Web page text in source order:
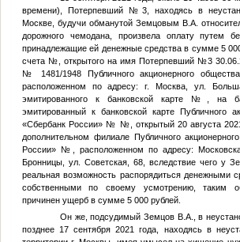
времени),Потерпевший №3, находясь в
Москве, будучи обманутой Земцовым В.А.
дорожного чемодана, произвела оплату путем
принадлежащие ей денежные средства в сумме 5
счета № , открытого на имяПотерпевший №3
№ 1481/1948 Публичного акционерного
расположенном по адресу: г. Москва, ул.
эмитированного к банковской карте № , на
эмитированный к банковской карте Публичного
«Сбербанк России» № № , открытый 20 августа
дополнительном филиале Публичного
России» №
, расположенном по адресу:
Бронницы, ул. Советская, 68, вследствие чего у
реальная возможность распорядиться денежными
собственными по своему усмотрению, таким
причинен ущерб в сумме 5 000 рублей.
Он же, подсудимый Земцов В.А.
, в
позднее 17 сентября 2021 года, находясь в